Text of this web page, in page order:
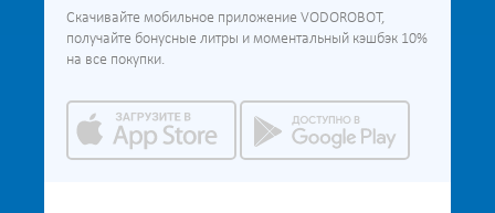
Скачивайте мобильное приложение VODOROBOT,
получайте бонусные литры и моментальный кэшбэк 10%
на все покупки.